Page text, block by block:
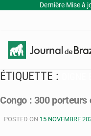
Dernière Mise à
ÉTIQUETTE :
Congo : 300
POSTED ON 15 NOVEMBRE